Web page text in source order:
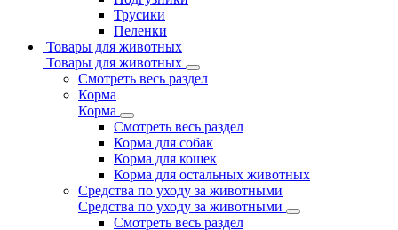
Трусики
Пеленки
Товары для животных
Товары для животных
Смотреть весь раздел
Корма
Корма
Смотреть весь раздел
Корма для собак
Корма для кошек
Корма для остальных животных
Средства по уходу за животными
Средства по уходу за животными
Смотреть весь раздел